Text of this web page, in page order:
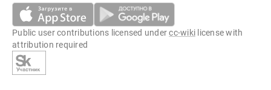
Public user contributions licensed undercc-wiki license with
attribution required